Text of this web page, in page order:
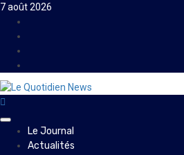
Skip
content
7 août 2026
PrimaryLe Journal
Actualités